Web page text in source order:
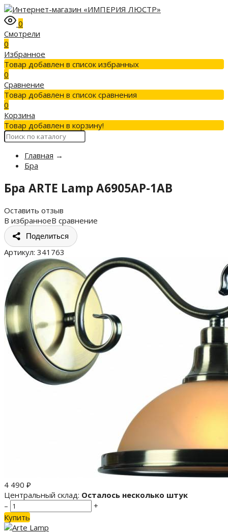
0
Смотрели
0
Избранное
Товар добавлен в список избранных
0
Сравнение
Товар добавлен в список сравнения
0
Корзина
Товар добавлен в корзину!
Главная →
Бра
Бра ARTE Lamp A6905AP-1AB
Оставить отзыв
В избранноеВ сравнение
Поделиться
Артикул: 341763
4 490 ₽
Центральный склад: Осталось несколько штук
–
+
Купить